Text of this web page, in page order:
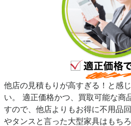
他店の見積もりが高すぎる！と感
い。 適正価格かつ、買取可能な商
すので、他店よりもお得に不用品
やタンスと言った大型家具はもち